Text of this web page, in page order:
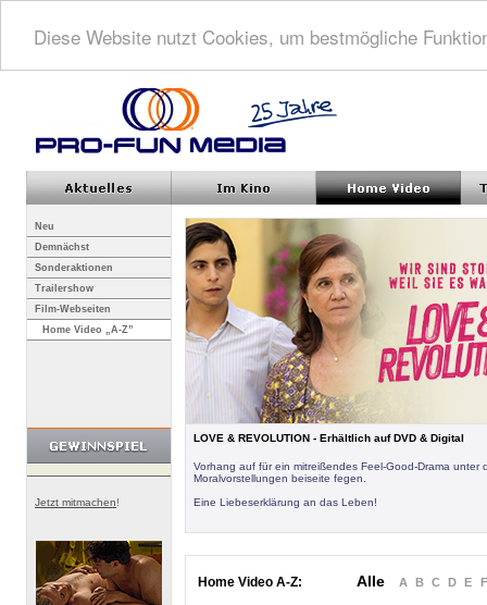
Diese Website nutzt Cookies, um bestmögliche
Neu
Demnächst
Sonderaktionen
Trailershow
Film-Webseiten
Home Video „A-Z”
Jetzt mitmachen!
LOVE & REVOLUTION - Erhältlich auf DVD & Digital
Vorhang auf für ein mitreißendes Feel-Good-Drama
Moralvorstellungen beiseite fegen.
Eine Liebeserklärung an das Leben!
Home Video A-Z: Alle A B C D E F